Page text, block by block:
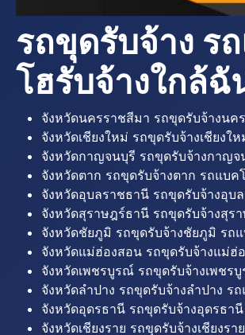
รถขุดรับจ้าง ร
โฮรับจ้างใกล้
จังหวัดนครราชสีมา รถขุดรับจ้างน
จังหวัดเชียงใหม่ รถขุดรับจ้างเชียงใ
จังหวัดกาญจนบุรี รถขุดรับจ้างกาญ
จังหวัดตาก รถขุดรับจ้างตาก รถแบค
จังหวัดอุบลราชธานี รถขุดรับจ้างอุบ
จังหวัดสุราษฎร์ธานี รถขุดรับจ้างสุร
จังหวัดชัยภูมิ รถขุดรับจ้างชัยภูมิ รถ
จังหวัดแม่ฮ่องสอน รถขุดรับจ้างแม่
จังหวัดเพชรบูรณ์ รถขุดรับจ้างเพช
จังหวัดลำปาง รถขุดรับจ้างลำปาง ร
จังหวัดอุดรธานี รถขุดรับจ้างอุดรธา
จังหวัดเชียงราย รถขุดรับจ้างเชียงร